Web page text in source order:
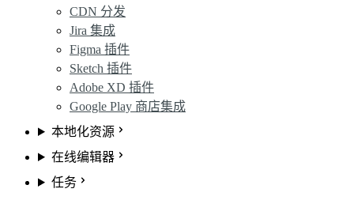
CDN 分发
Jira 集成
Figma 插件
Sketch 插件
Adobe XD 插件
Google Play 商店集成
本地化资源
在线编辑器
任务